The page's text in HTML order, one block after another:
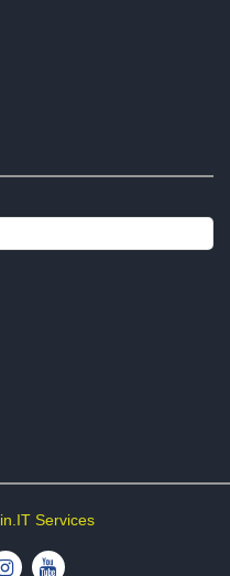
in.IT Services